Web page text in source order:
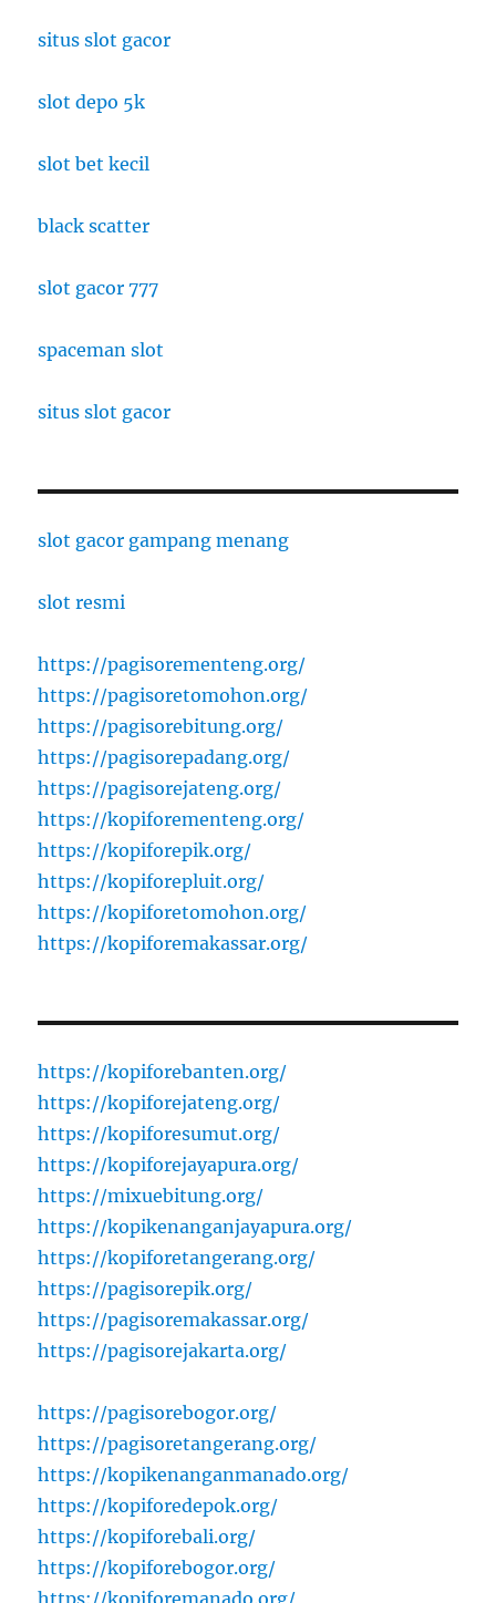
situs slot gacor
slot depo 5k
slot bet kecil
black scatter
slot gacor 777
spaceman slot
situs slot gacor
slot gacor gampang menang
slot resmi
https://pagisorementeng.org/
https://pagisoretomohon.org/
https://pagisorebitung.org/
https://pagisorepadang.org/
https://pagisorejateng.org/
https://kopiforementeng.org/
https://kopiforepik.org/
https://kopiforepluit.org/
https://kopiforetomohon.org/
https://kopiforemakassar.org/
https://kopiforebanten.org/
https://kopiforejateng.org/
https://kopiforesumut.org/
https://kopiforejayapura.org/
https://mixuebitung.org/
https://kopikenanganjayapura.org/
https://kopiforetangerang.org/
https://pagisorepik.org/
https://pagisoremakassar.org/
https://pagisorejakarta.org/
https://pagisorebogor.org/
https://pagisoretangerang.org/
https://kopikenanganmanado.org/
https://kopiforedepok.org/
https://kopiforebali.org/
https://kopiforebogor.org/
https://kopiforemanado.org/